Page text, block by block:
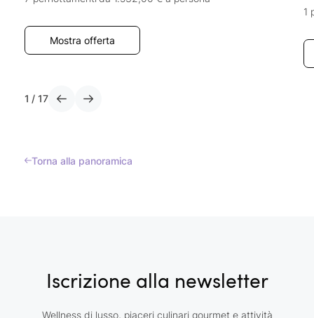
Mostra offerta
1
1 / 17
Torna alla panoramica
Iscrizione alla newsletter
Wellness di lusso, piaceri culinari gourmet e attività